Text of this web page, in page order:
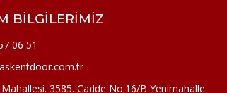
BILGILERIMIZ
06 51
Mahallesi. 3585. Cadde No:16/B Yenimahalle